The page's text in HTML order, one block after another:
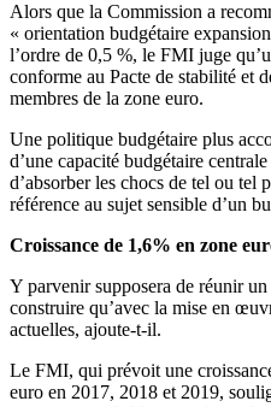
Alors que la Commission a
« orientation budgétaire
l’ordre de 0,5 %, le FMI juge
conforme au Pacte de stabilité et
membres de la zone euro.
Une politique budgétaire plus
d’une capacité budgétaire
d’absorber les chocs de tel ou
référence au sujet sensible d’un
Croissance de 1,6% en zone
Y parvenir supposera de réunir
construire qu’avec la mise en
actuelles, ajoute-t-il.
Le FMI, qui prévoit une
euro en 2017, 2018 et 2019,